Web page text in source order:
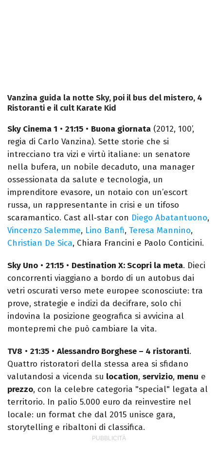
Vanzina guida la notte Sky, poi il bus del mistero, 4
Ristoranti e il cult Karate Kid
Sky Cinema 1 • 21:15 • Buona giornata (2012, 100’,
regia di Carlo Vanzina). Sette storie che si
intrecciano tra vizi e virtù italiane: un senatore
nella bufera, un nobile decaduto, una manager
ossessionata da salute e tecnologia, un
imprenditore evasore, un notaio con un’escort
russa, un rappresentante in crisi e un tifoso
scaramantico. Cast all‑star con Diego Abatantuono,
Vincenzo Salemme, Lino Banfi, Teresa Mannino,
Christian De Sica, Chiara Francini e Paolo Conticini.
Sky Uno • 21:15 • Destination X: Scopri la meta. Dieci
concorrenti viaggiano a bordo di un autobus dai
vetri oscurati verso mete europee sconosciute: tra
prove, strategie e indizi da decifrare, solo chi
indovina la posizione geografica si avvicina al
montepremi che può cambiare la vita.
TV8 • 21:35 • Alessandro Borghese – 4 ristoranti.
Quattro ristoratori della stessa area si sfidano
valutandosi a vicenda su location, servizio, menu e
prezzo, con la celebre categoria "special" legata al
territorio. In palio 5.000 euro da reinvestire nel
locale: un format che dal 2015 unisce gara,
storytelling e ribaltoni di classifica.